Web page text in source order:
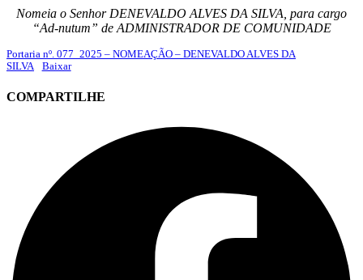
Nomeia o Senhor DENEVALDO ALVES DA SILVA, para cargo
“Ad-nutum” de ADMINISTRADOR DE COMUNIDADE
Portaria nº. 077_2025 – NOMEAÇÃO – DENEVALDO ALVES DA
SILVA
Baixar
COMPARTILHE